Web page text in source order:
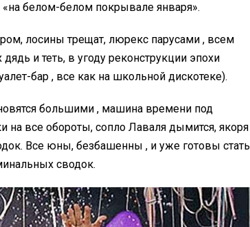
белом-белом покрывале января».
лосины трещат, люрекс парусами , всем
и теть, в угоду реконструкции эпохи
бар , все как на школьной дискотеке).
большими , машина времени под
все обороты, сопло Лаваля дымится, якоря
Все юны, безбашенны , и уже готовы стать
сводок.